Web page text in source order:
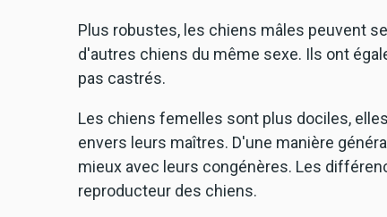
Plus robustes, les chiens mâles peuvent
d'autres chiens du même sexe. Ils ont
pas castrés.
Les chiens femelles sont plus dociles,
envers leurs maîtres. D'une manière
mieux avec leurs congénères. Les
reproducteur des chiens.